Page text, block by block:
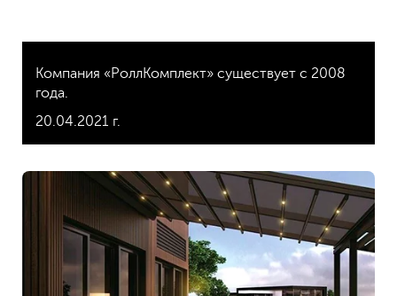
Компания «РоллКомплект» существует с 2008
года.
20.04.2021 г.